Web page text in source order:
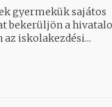
gyermekük sajátos
bekerüljön a
iskolakezdési...